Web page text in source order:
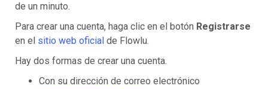
de un minuto.
Para crear una cuenta, haga clic en el botón Registrarse
en el sitio web oficial de Flowlu.
Hay dos formas de crear una cuenta.
Con su dirección de correo electrónico